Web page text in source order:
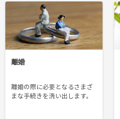
離婚
離婚の際に必要となるさまざ
まな手続きを洗い出します。